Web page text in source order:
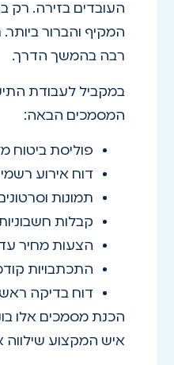
העובדים בזירה. רק
המקיף והברור
רבה בהמשך הדרך.
במקביל לעבודת
המסמכים הבאה:
פוליסת ביטוח
דוח אירוע
תמונות
קבלות
הצעות מחיר
התכתבויות
דוח בדיקה
הכנת מסמכים אלו
איש המקצוע